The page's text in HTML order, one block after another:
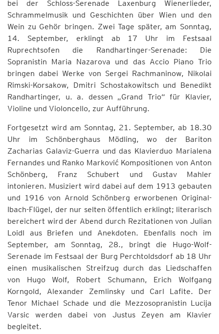
bei der Schloss-Serenade Laxenburg Wienerlieder,
Schrammelmusik und Geschichten über Wien und den
Wein zu Gehör bringen. Zwei Tage später, am Sonntag,
14. September, erklingt ab 17 Uhr im Festsaal
Ruprechtsofen die Randhartinger-Serenade: Die
Sopranistin Maria Nazarova und das Accio Piano Trio
bringen dabei Werke von Sergei Rachmaninow, Nikolai
Rimski-Korsakow, Dmitri Schostakowitsch und Benedikt
Randhartinger, u. a. dessen „Grand Trio“ für Klavier,
Violine und Violoncello, zur Aufführung.
Fortgesetzt wird am Sonntag, 21. September, ab 18.30
Uhr im Schönberghaus Mödling, wo der Bariton
Zacharias Galaviz-Guerra und das Klavierduo Marialena
Fernandes und Ranko Marković Kompositionen von Anton
Schönberg, Franz Schubert und Gustav Mahler
intonieren. Musiziert wird dabei auf dem 1913 gebauten
und 1916 von Arnold Schönberg erworbenen Original-
Ibach-Flügel, der nur selten öffentlich erklingt; literarisch
bereichert wird der Abend durch Rezitationen von Julian
Loidl aus Briefen und Anekdoten. Ebenfalls noch im
September, am Sonntag, 28., bringt die Hugo-Wolf-
Serenade im Festsaal der Burg Perchtoldsdorf ab 18 Uhr
einen musikalischen Streifzug durch das Liedschaffen
von Hugo Wolf, Robert Schumann, Erich Wolfgang
Korngold, Alexander Zemlinsky und Carl Lafite. Der
Tenor Michael Schade und die Mezzosopranistin Lucija
Varsic werden dabei von Justus Zeyen am Klavier
begleitet.